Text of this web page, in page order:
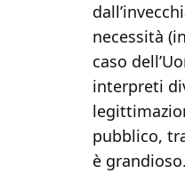
necessità
caso
interpreti
pubblico,
è grandioso.